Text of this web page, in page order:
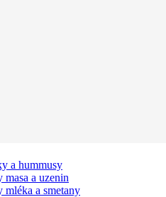
a hummusy
a uzenin
mléka a smetany